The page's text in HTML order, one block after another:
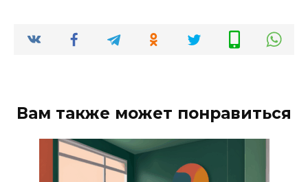
Вам также может понравиться